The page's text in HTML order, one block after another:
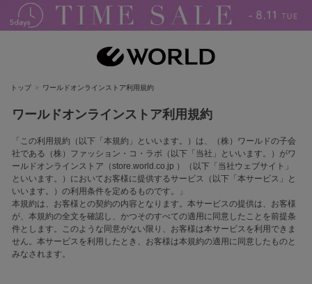
トップ ワールドオンラインストア利用規約
ワールドオンラインストア利用規約
「この利用規約（以下「本規約」といいます。）は、（株）ワールドの子会
社である（株）ファッション・コ・ラボ（以下「当社」といいます。）がワ
ールドオンラインストア（store.world.co.jp ）（以下「当社ウェブサイト」
といいます。）においてお客様に提供するサービス（以下「本サービス」と
いいます。）の利用条件を定めるものです。」
本規約は、お客様との契約の内容となります。本サービスの提供は、お客様
が、本規約の全文を確認し、かつそのすべての適用に同意したことを前提条
件とします。このような同意がない限り、お客様は本サービスを利用できま
せん。本サービスを利用したとき、お客様は本規約の適用に同意したものと
みなされます。